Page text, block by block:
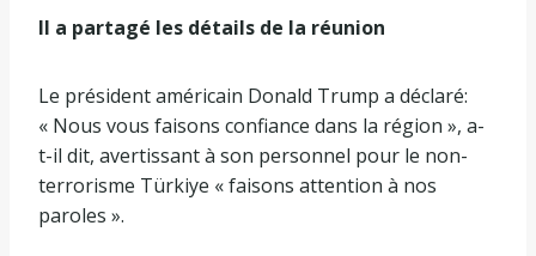
Il a partagé les détails de la réunion
Le président américain Donald Trump a déclaré:
« Nous vous faisons confiance dans la région », a-
t-il dit, avertissant à son personnel pour le non-
terrorisme Türkiye « faisons attention à nos
paroles ».